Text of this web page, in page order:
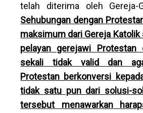
telah diterima oleh Gereja-
Sehubungan dengan
maksimum dari Gereja Katolik
pelayan gerejawi Protestan
sekali tidak valid dan
Protestan berkonversi
tidak satu pun dari solusi-
tersebut menawarkan